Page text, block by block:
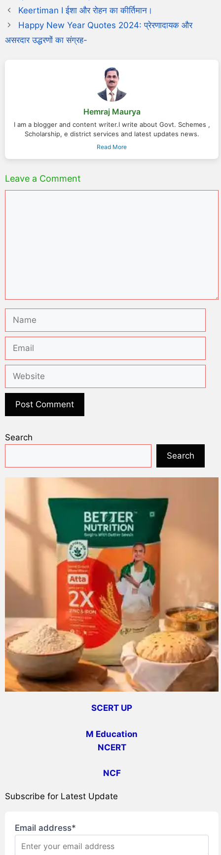
Keertiman I ईशा और रोहन का कीर्तिमान।
Happy New Year Quotes 2024: प्रेरणादायक और
असरदार उद्धरणों का संग्रह-
Hemraj Maurya
I am a blogger and content writer.I write about Govt. Schemes ,
Scholarship, e district services and latest updates news.
Read More
Leave a Comment
Search
Search
SCERT UP
M Education
NCERT
NCF
Subscribe for Latest Update
Email address*